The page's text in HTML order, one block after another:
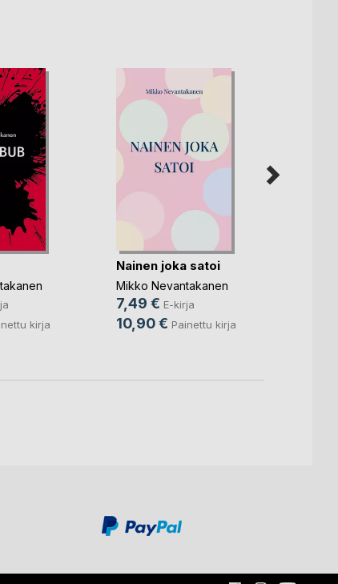
kirja
Nainen joka satoi
Mikko Nevantakanen
7,49 € E-kirja
10,90 € Painettu kirja